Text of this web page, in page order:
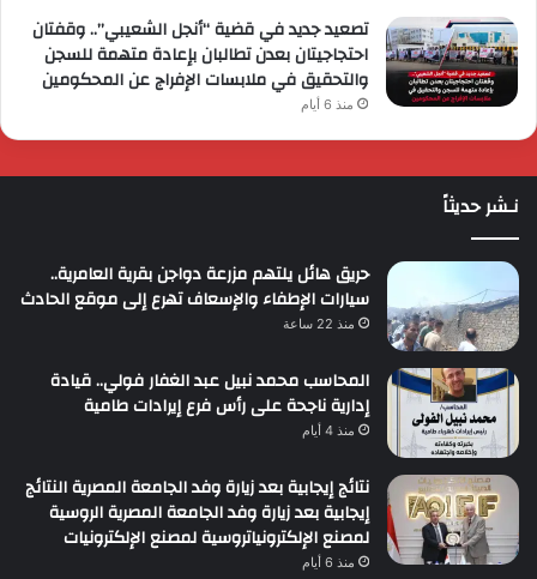
تصعيد جديد في قضية “أنجل الشعيبي”.. وقفتان
احتجاجيتان بعدن تطالبان بإعادة متهمة للسجن
والتحقيق في ملابسات الإفراج عن المحكومين
منذ 6 أيام
نـشر حديثاً
حريق هائل يلتهم مزرعة دواجن بقرية العامرية..
سيارات الإطفاء والإسعاف تهرع إلى موقع الحادث
منذ 22 ساعة
المحاسب محمد نبيل عبد الغفار فولي.. قيادة
إدارية ناجحة على رأس فرع إيرادات طامية
منذ 4 أيام
نتائج إيجابية بعد زيارة وفد الجامعة المصرية النتائج
إيجابية بعد زيارة وفد الجامعة المصرية الروسية
لمصنع الإلكترونياتروسية لمصنع الإلكترونيات
منذ 6 أيام